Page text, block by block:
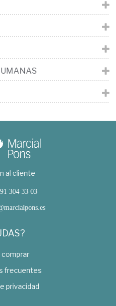
al cliente
304 33 03
comprar
frecuentes
privacidad